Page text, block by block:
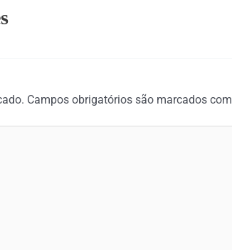
Campos obrigatórios são marcados com